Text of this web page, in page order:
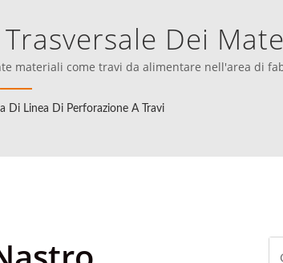
Dei
| Soluzioni
Industriale
come travi da alimentare nell'area di
del Nord (dal 1989), Cosen ha, fin dall'inizio,
i migliori al mondo.
Di Linea Di Perforazione A Travi